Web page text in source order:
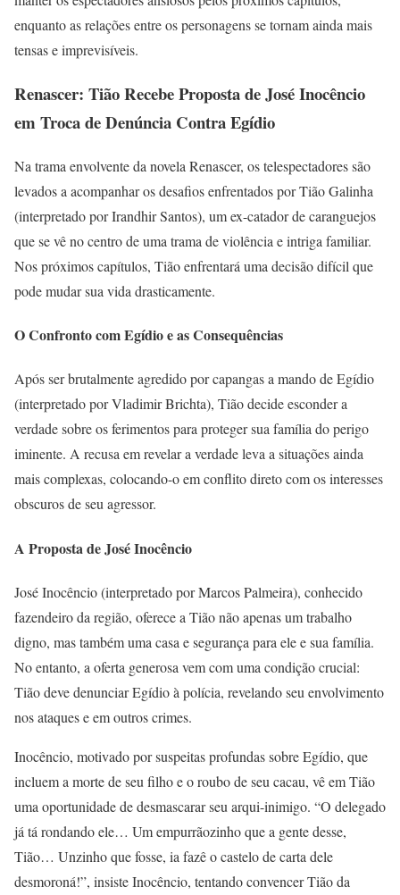
enquanto as relações entre os personagens se tornam ainda mais
tensas e imprevisíveis.
Renascer: Tião Recebe Proposta de José Inocêncio
em Troca de Denúncia Contra Egídio
Na trama envolvente da novela Renascer, os telespectadores são
levados a acompanhar os desafios enfrentados por Tião Galinha
(interpretado por Irandhir Santos), um ex-catador de caranguejos
que se vê no centro de uma trama de violência e intriga familiar.
Nos próximos capítulos, Tião enfrentará uma decisão difícil que
pode mudar sua vida drasticamente.
O Confronto com Egídio e as Consequências
Após ser brutalmente agredido por capangas a mando de Egídio
(interpretado por Vladimir Brichta), Tião decide esconder a
verdade sobre os ferimentos para proteger sua família do perigo
iminente. A recusa em revelar a verdade leva a situações ainda
mais complexas, colocando-o em conflito direto com os interesses
obscuros de seu agressor.
A Proposta de José Inocêncio
José Inocêncio (interpretado por Marcos Palmeira), conhecido
fazendeiro da região, oferece a Tião não apenas um trabalho
digno, mas também uma casa e segurança para ele e sua família.
No entanto, a oferta generosa vem com uma condição crucial:
Tião deve denunciar Egídio à polícia, revelando seu envolvimento
nos ataques e em outros crimes.
Inocêncio, motivado por suspeitas profundas sobre Egídio, que
incluem a morte de seu filho e o roubo de seu cacau, vê em Tião
uma oportunidade de desmascarar seu arqui-inimigo. “O delegado
já tá rondando ele… Um empurrãozinho que a gente desse,
Tião… Unzinho que fosse, ia fazê o castelo de carta dele
desmoroná!”, insiste Inocêncio, tentando convencer Tião da